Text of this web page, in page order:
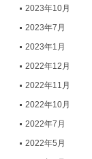
2023年10月
2023年7月
2023年1月
2022年12月
2022年11月
2022年10月
2022年7月
2022年5月